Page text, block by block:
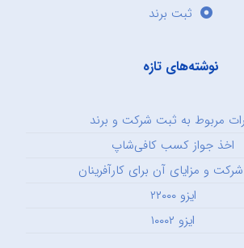
ثبت برند
نوشته‌های تازه
مربوط به ثبت شرکت و برند
اخذ جواز کسب کافی‌شاپ
و مزایای آن برای کارآفرینان
ایزو ۲۲۰۰۰
ایزو ۱۰۰۰۲